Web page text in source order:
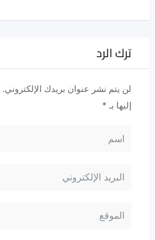
ترك الرد
لن يتم نشر عنوان بريدك الإلكتروني.
إليها بـ *